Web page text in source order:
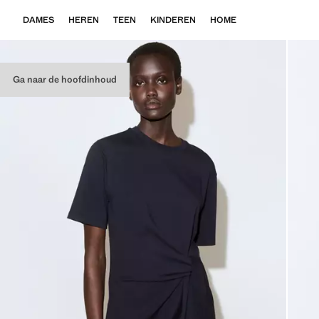
Ga naar de hoofdinhoud
DAMES HEREN TEEN KINDEREN HOME